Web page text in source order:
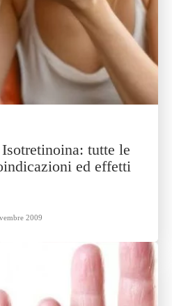
tutte le
ed effetti
2009